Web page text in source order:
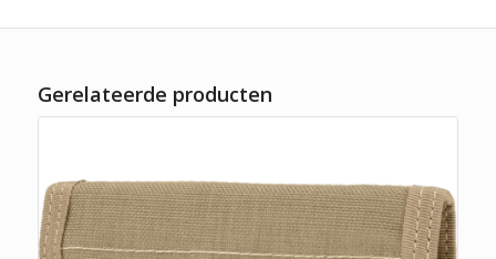
Gerelateerde producten